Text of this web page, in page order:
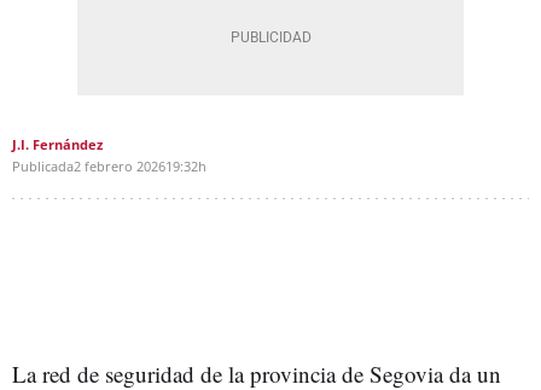
J.I. Fernández
Publicada2 febrero 202619:32h
La red de seguridad de la provincia de Segovia da un